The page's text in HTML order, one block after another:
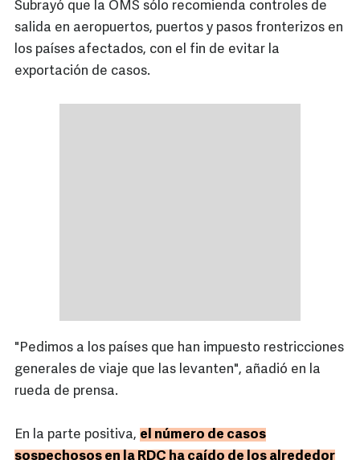
Subrayó que la OMS sólo recomienda controles de
salida en aeropuertos, puertos y pasos fronterizos en
los países afectados, con el fin de evitar la
exportación de casos.
"Pedimos a los países que han impuesto restricciones
generales de viaje que las levanten", añadió en la
rueda de prensa.
En la parte positiva, el número de casos
sospechosos en la RDC ha caído de los alrededor